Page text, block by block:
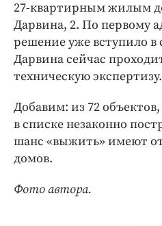
27-квартирным жилым
Дарвина, 2. По первому
решение уже вступило в
Дарвина сейчас
техническую экспертизу.
Добавим: из 72
в списке незаконно
шанс «выжить» имеют
домов.
Фото автора.